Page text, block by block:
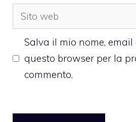
Sito
web
Salva il mio nome, email
questo browser per la
commento.